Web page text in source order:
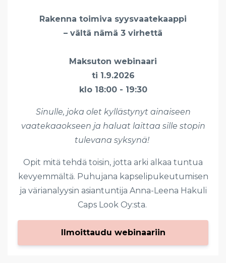
Rakenna toimiva syysvaatekaappi
– vältä nämä 3 virhettä
Maksuton webinaari
ti 1.9.2026
klo 18:00 - 19:30
Sinulle, joka olet kyllästynyt ainaiseen
vaatekaaokseen ja haluat laittaa sille stopin
tulevana syksynä!
Opit mitä tehdä toisin, jotta arki alkaa tuntua
kevyemmältä. Puhujana kapselipukeutumisen
ja värianalyysin asiantuntija Anna-Leena Hakuli
Caps Look Oy:sta.
Ilmoittaudu webinaariin